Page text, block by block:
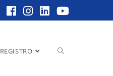
REGISTRO Alternar